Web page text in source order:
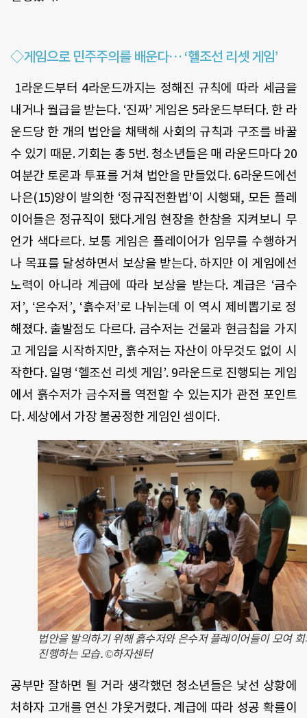
◇게임으로 민주주의를 배운다… ‘헬조선 리셋 게임’
1라운드부터 4라운드까지는 정해진 규칙에 따라 세금을
내거나 월급을 받는다. ‘진짜’ 게임은 5라운드부터다. 한 라
운드당 한 개의 법안을 채택해 사회의 규칙과 구조를 바꿀
수 있기 때문. 기회는 총 5번. 청소년들은 매 라운드마다 20
여분간 토론과 투표를 거쳐 법안을 만들었다. 6라운드에선
나은(15)양이 발의한 ‘정규직전환법’이 시행돼, 모든 플레
이어들은 정규직이 됐다.게임 현장을 한참을 지켜보니 무
언가 색다르다. 보통 게임은 플레이어가 임무를 수행하거
나 목표를 달성하면서 보상을 받는다. 하지만 이 게임에선
노력이 아니라 계급에 따라 보상을 받는다. 계급은 ‘금수
저’, ‘은수저’, ‘흙수저’로 나뉘는데 이 역시 제비뽑기로 정
해졌다. 출발점도 다르다. 금수저는 건물과 현금칩을 가지
고 게임을 시작하지만, 흙수저는 자산이 아무것도 없이 시
작한다. 일명 ‘헬조선 리셋 게임’. 9라운드로 진행되는 게임
에서 흙수저가 금수저를 역전할 수 있는지가 관전 포인트
다. 세상에서 가장 불공정한 게임인 셈이다.
법안을 발의하기 위해 흙수저와 은수저 플레이어들이 모여
진행하는 모습. ©하자센터
공부만 잘하면 될 거라 생각했던 청소년들은 낯선 상황에
처하자 고개를 연신 갸웃거렸다. 계급에 따라 성공 확률이